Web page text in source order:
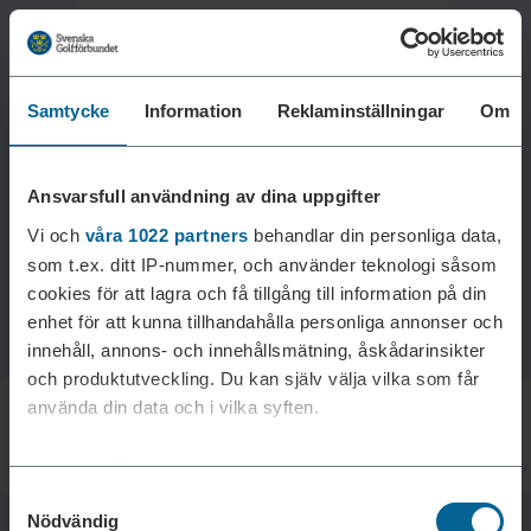
Samtycke Information Reklaminställningar Om
Ansvarsfull användning av dina uppgifter
Vi och våra 1022 partners behandlar din personliga data,
som t.ex. ditt IP-nummer, och använder teknologi såsom
cookies för att lagra och få tillgång till information på din
enhet för att kunna tillhandahålla personliga annonser och
innehåll, annons- och innehållsmätning, åskådarinsikter
och produktutveckling. Du kan själv välja vilka som får
använda din data och i vilka syften.
Med din tillåtelse skulle vi även vilja:
kan ha en noggrannhet på upp till flera meter
Nödvändig
Laddar reklam...